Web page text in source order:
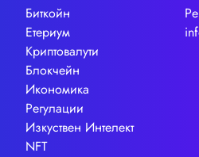
Биткойн
Етериум
Криптовалути
Блокчейн
Икономика
Регулации
Изкуствен Интелект
NFT